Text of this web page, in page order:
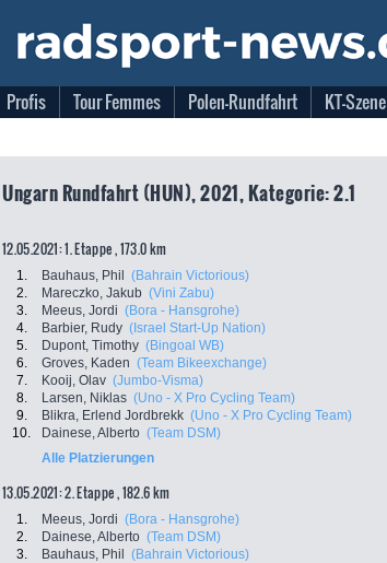
Profis Tour Femmes Polen-Rundfahrt KT-Szene
Ungarn Rundfahrt (HUN), 2021, Kategorie: 2.1
12.05.2021: 1. Etappe , 173.0 km
1. Bauhaus, Phil (Bahrain Victorious)
2.
Mareczko, Jakub (Vini Zabu)
3.
Meeus, Jordi (Bora - Hansgrohe)
4.
Barbier, Rudy (Israel Start-Up Nation)
5.
Dupont, Timothy (Bingoal WB)
6.
Groves, Kaden (Team Bikeexchange)
7.
Kooij, Olav (Jumbo-Visma)
8.
Larsen, Niklas (Uno - X Pro Cycling Team)
9.
Blikra, Erlend Jordbrekk (Uno - X Pro Cycling Team)
10.
Dainese, Alberto (Team DSM)
Alle Platzierungen
13.05.2021: 2. Etappe , 182.6 km
1. Meeus, Jordi (Bora - Hansgrohe)
2.
Dainese, Alberto (Team DSM)
3.
Bauhaus, Phil (Bahrain Victorious)
Facebook